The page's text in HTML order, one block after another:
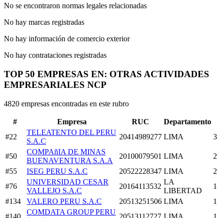
No se encontraron normas legales relacionadas
No hay marcas registradas
No hay información de comercio exterior
No hay contrataciones registradas
TOP 50 EMPRESAS EN: OTRAS ACTIVIDADES
EMPRESARIALES NCP
4820 empresas encontradas en este rubro
# Empresa RUC
Departamento
#22
TELEATENTO DEL PERU
S.A.C
20414989277 LIMA
#50
COMPAñIA DE MINAS
BUENAVENTURA S.A.A
20100079501 LIMA
#55
ISEG PERU S.A.C 20522228347 LIMA
#76
UNIVERSIDAD CESAR
VALLEJO S.A.C
20164113532
LA
LIBERTAD
#134
VALERO PERU S.A.C 20513251506 LIMA
#140
COMDATA GROUP PERU
20513112727 LIMA